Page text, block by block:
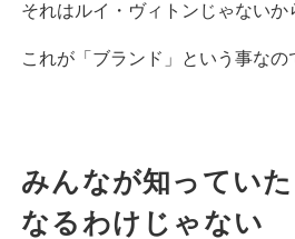
それはルイ・ヴィトンじゃないか
これが「ブランド」という事なの
みんなが知ってい
なるわけじゃない